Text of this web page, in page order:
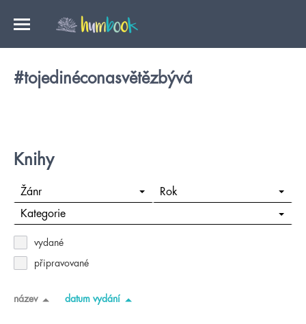
#tojedinéconasvětězbývá
Knihy
Žánr Rok
Kategorie
vydané
připravované
název datum vydání